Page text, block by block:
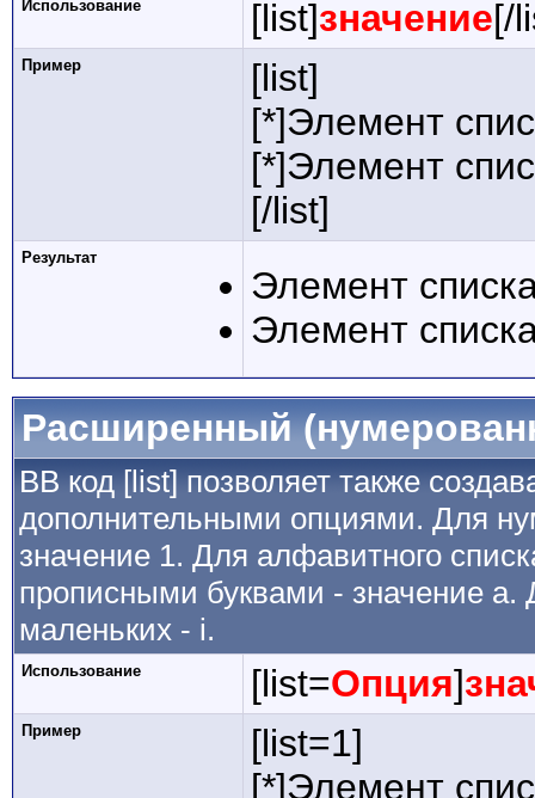
Использование [list]значение[/
Пример
[list]
[*]Элемент
[*]Элемент
[/list]
Результат
Элемент
Элемент
Расширенный
BB код [list] позволяет также
дополнительными опциями. Для
значение 1. Для алфавитного
прописными буквами - значение
маленьких - i.
Использование [list=Опция]
Пример
[list=1]
[*]Элемент